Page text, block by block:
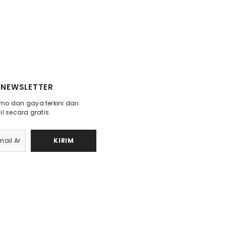
dan gaya terkini dari
secara gratis.
KIRIM